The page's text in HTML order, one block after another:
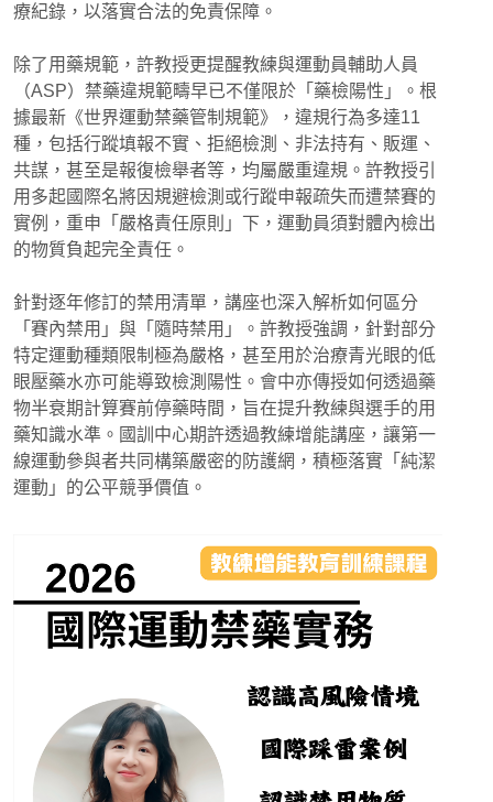
療紀錄，以落實合法的免責保障。
除了用藥規範，許教授更提醒教練與運動員輔助人員
（ASP）禁藥違規範疇早已不僅限於「藥檢陽性」。根
據最新《世界運動禁藥管制規範》，違規行為多達11
種，包括行蹤填報不實、拒絕檢測、非法持有、販運、
共謀，甚至是報復檢舉者等，均屬嚴重違規。許教授引
用多起國際名將因規避檢測或行蹤申報疏失而遭禁賽的
實例，重申「嚴格責任原則」下，運動員須對體內檢出
的物質負起完全責任。
針對逐年修訂的禁用清單，講座也深入解析如何區分
「賽內禁用」與「隨時禁用」。許教授強調，針對部分
特定運動種類限制極為嚴格，甚至用於治療青光眼的低
眼壓藥水亦可能導致檢測陽性。會中亦傳授如何透過藥
物半衰期計算賽前停藥時間，旨在提升教練與選手的用
藥知識水準。國訓中心期許透過教練增能講座，讓第一
線運動參與者共同構築嚴密的防護網，積極落實「純潔
運動」的公平競爭價值。